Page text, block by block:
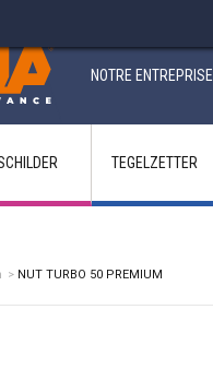
NOTRE ENTREPRISE
TEGELZETTER
> NUT TURBO 50 PREMIUM